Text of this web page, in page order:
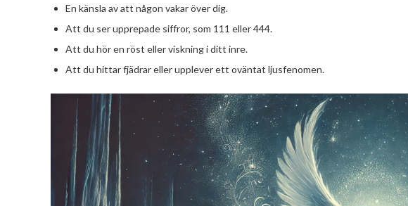
En känsla av att någon vakar över dig.
Att du ser upprepade siffror, som 111 eller 444.
Att du hör en röst eller viskning i ditt inre.
Att du hittar fjädrar eller upplever ett oväntat ljusfenomen.